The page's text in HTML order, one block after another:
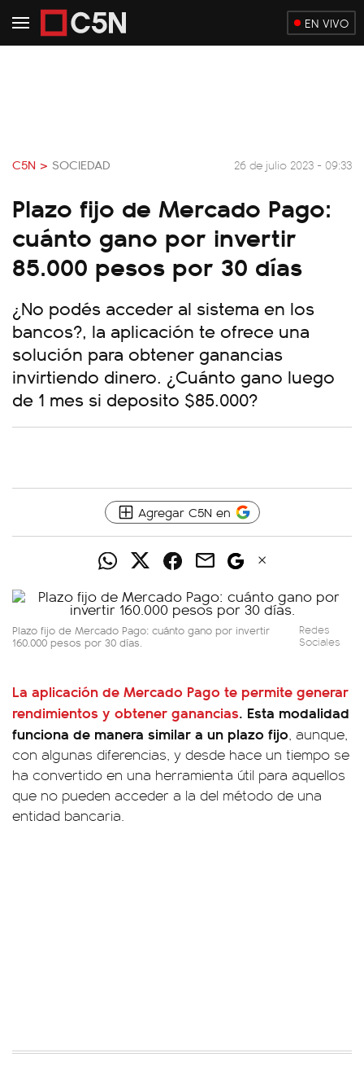
EN VIVO
C5N > SOCIEDAD 26 de julio 2023 - 09:33
Plazo fijo de Mercado Pago:
cuánto gano por invertir
85.000 pesos por 30 días
¿No podés acceder al sistema en los
bancos?, la aplicación te ofrece una
solución para obtener ganancias
invirtiendo dinero. ¿Cuánto gano luego
de 1 mes si deposito $85.000?
Agregar C5N en
Plazo fijo de Mercado Pago: cuánto gano por invertir
160.000 pesos por 30 días.
Redes
Sociales
La aplicación de Mercado Pago te permite generar
rendimientos y obtener ganancias. Esta modalidad
funciona de manera similar a un plazo fijo, aunque,
con algunas diferencias, y desde hace un tiempo se
ha convertido en una herramienta útil para aquellos
que no pueden acceder a la del método de una
entidad bancaria.